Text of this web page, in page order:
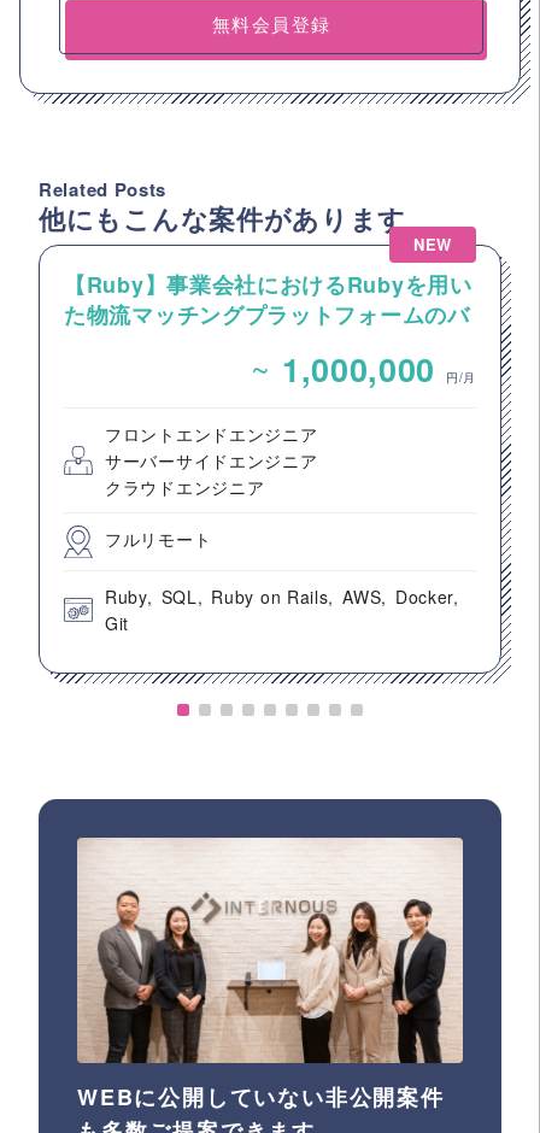
無料会員登録
Related Posts
他にもこんな案件があります
NEW
【Ruby】事業会社におけるRubyを用い
た物流マッチングプラットフォームのバ
~ 1,000,000 円/月
フロントエンドエンジニア
サーバーサイドエンジニア
クラウドエンジニア
フルリモート
Ruby SQL Ruby on Rails AWS
Docker
Git
WEBに公開していない非公開案件